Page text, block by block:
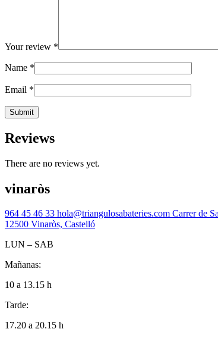
Your review *
Name *
Email *
Reviews
There are no reviews yet.
vinaròs
964 45 46 33 hola@triangulosabateries.com Carrer de
12500 Vinaròs, Castelló
LUN – SAB
Mañanas:
10 a 13.15 h
Tarde:
17.20 a 20.15 h